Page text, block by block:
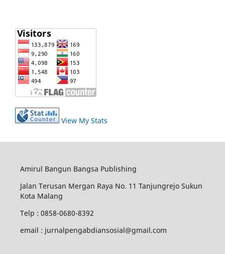
View My Stats
Amirul Bangun Bangsa Publishing
Jalan Terusan Mergan Raya No. 11 Tanjungrejo Sukun
Kota Malang
Telp : 0858-0680-8392
email : jurnalpengabdiansosial@gmail.com